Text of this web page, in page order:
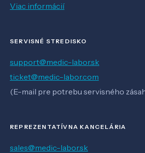
Viac informácií
SERVISNÉ STREDISKO
support@medic-labor.sk
ticket@medic-labor.com
(E-mail pre potrebu servisného
REPREZENTATÍVNA KANCELÁRIA
sales@medic-labor.sk